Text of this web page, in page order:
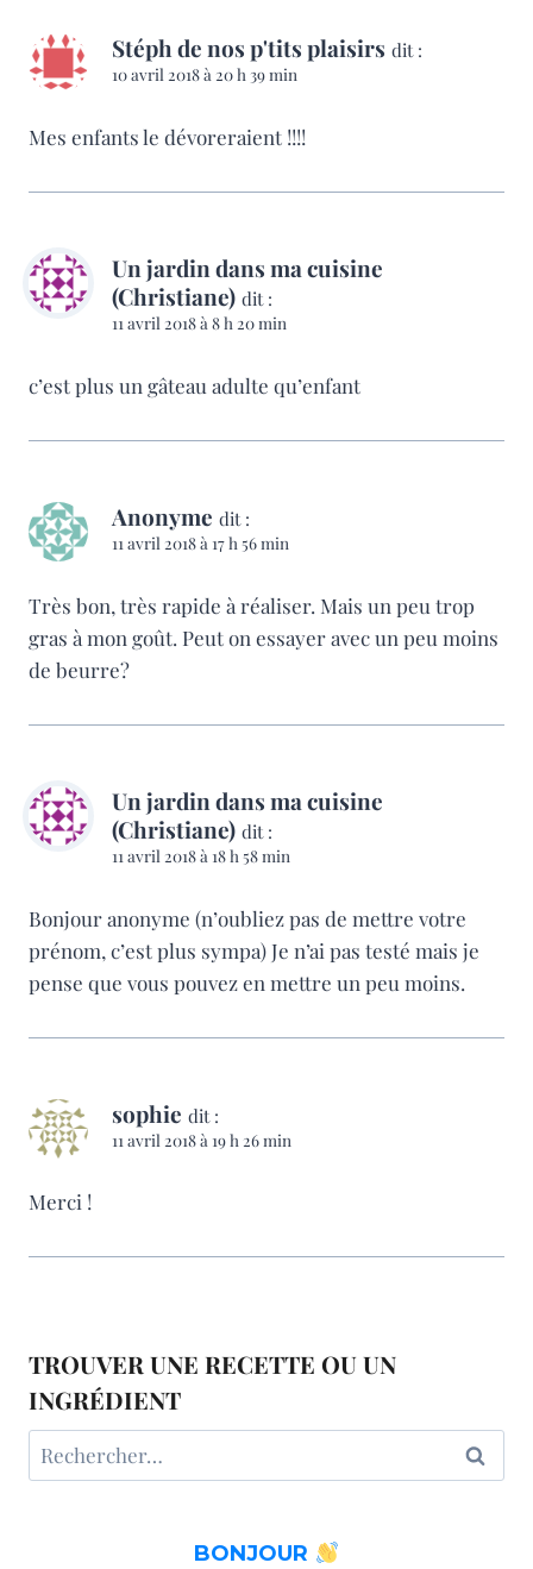
Stéph de nos p'tits plaisirs dit :
10 avril 2018 à 20 h 39 min
Mes enfants le dévoreraient !!!!
Un jardin dans ma cuisine
(Christiane) dit :
11 avril 2018 à 8 h 20 min
c’est plus un gâteau adulte qu’enfant
Anonyme dit :
11 avril 2018 à 17 h 56 min
Très bon, très rapide à réaliser. Mais un peu trop
gras à mon goût. Peut on essayer avec un peu moins
de beurre?
Un jardin dans ma cuisine
(Christiane) dit :
11 avril 2018 à 18 h 58 min
Bonjour anonyme (n’oubliez pas de mettre votre
prénom, c’est plus sympa) Je n’ai pas testé mais je
pense que vous pouvez en mettre un peu moins.
sophie dit :
11 avril 2018 à 19 h 26 min
Merci !
TROUVER UNE RECETTE OU UN
INGRÉDIENT
Rechercher :
BONJOUR